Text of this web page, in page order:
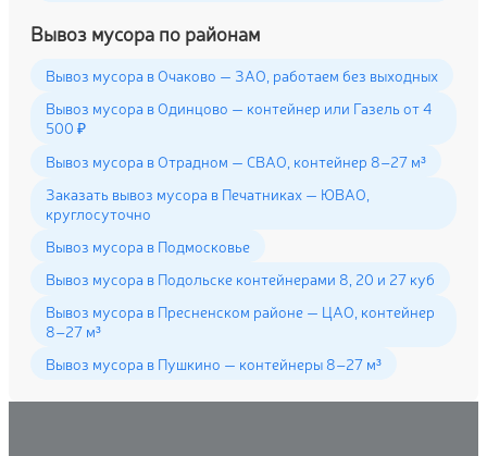
Вывоз мусора по районам
Вывоз мусора в Очаково — ЗАО, работаем без выходных
Вывоз мусора в Одинцово — контейнер или Газель от 4
500 ₽
Вывоз мусора в Отрадном — СВАО, контейнер 8–27 м³
Заказать вывоз мусора в Печатниках — ЮВАО,
круглосуточно
Вывоз мусора в Подмосковье
Вывоз мусора в Подольске контейнерами 8, 20 и 27 куб
Вывоз мусора в Пресненском районе — ЦАО, контейнер
8–27 м³
Вывоз мусора в Пушкино — контейнеры 8–27 м³